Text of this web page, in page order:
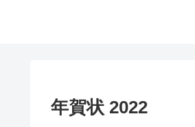
年賀状 2022